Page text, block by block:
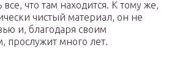
что там находится. К тому же,
чистый материал, он не
и, благодаря своим
прослужит много лет.